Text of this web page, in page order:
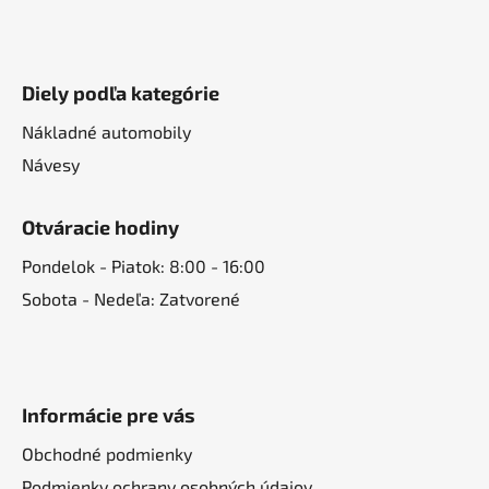
Diely podľa kategórie
Nákladné automobily
Návesy
Otváracie hodiny
Pondelok - Piatok: 8:00 - 16:00
Sobota - Nedeľa: Zatvorené
Informácie pre vás
Obchodné podmienky